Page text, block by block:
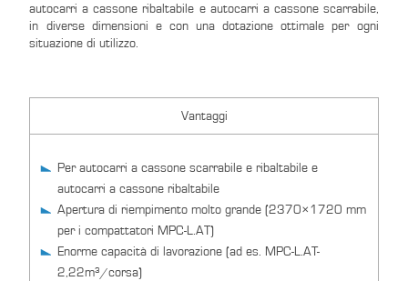
autocarri a cassone ribaltabile e autocarri a cassone scarrabile,
in diverse dimensioni e con una dotazione ottimale per ogni
situazione di utilizzo.
Vantaggi
Per autocarri a cassone scarrabile e ribaltabile e
autocarri a cassone ribaltabile
Apertura di riempimento molto grande (2370×1720 mm
per i compattatori MPC-L.AT)
Enorme capacità di lavorazione (ad es. MPC-L.AT-
2,22m³/corsa)